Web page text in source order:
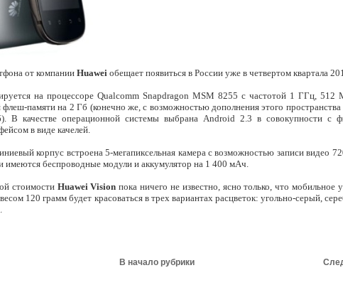
от компании Huawei обещает появиться в России уже в четвертом квартала
на процессоре Qualcomm Snapdragon MSM 8255 с частотой 1 ГГц, 512
памяти на 2 Гб (конечно же, с возможностью дополнения этого пространства
В качестве операционной системы выбрана Android 2.3 в совокупности с
в виде качелей.
корпус встроена 5-мегапиксельная камера с возможностью записи видео
имеются беспроводные модули и аккумулятор на 1 400 мАч.
стоимости Huawei Vision пока ничего не известно, ясно только, что мобильное
120 грамм будет красоваться в трех вариантах расцветок: угольно-серый,
В начало рубрики